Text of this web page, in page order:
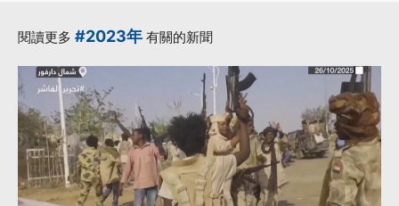
閱讀更多 #2023年 有關的新聞